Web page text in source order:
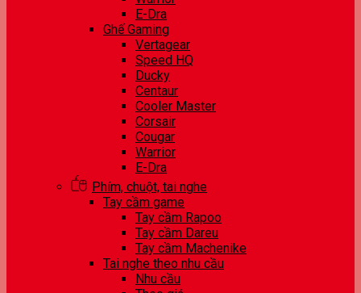
E-Dra
Ghế Gaming
Vertagear
Speed HQ
Ducky
Centaur
Cooler Master
Corsair
Cougar
Warrior
E-Dra
Phím, chuột, tai nghe
Tay cầm game
Tay cầm Rapoo
Tay cầm Dareu
Tay cầm Machenike
Tai nghe theo nhu cầu
Nhu cầu